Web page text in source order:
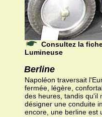
Consultez la
Lumineuse
Berline
Napoléon traversait
fermée, légère,
des heures, tandis qu'il
désigner une conduite
encore, une berline est